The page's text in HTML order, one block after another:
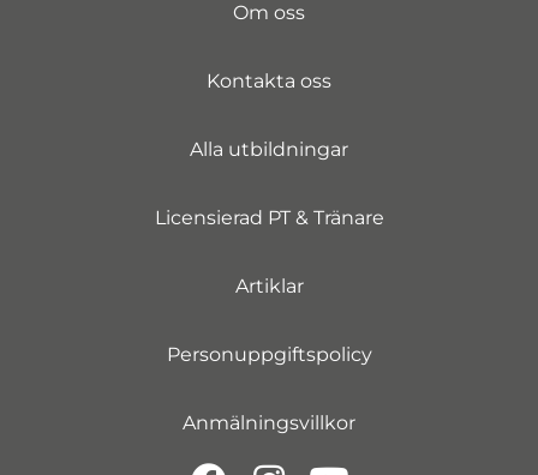
Om oss
Kontakta oss
Alla utbildningar
Licensierad PT & Tränare
Artiklar
Personuppgiftspolicy
Anmälningsvillkor